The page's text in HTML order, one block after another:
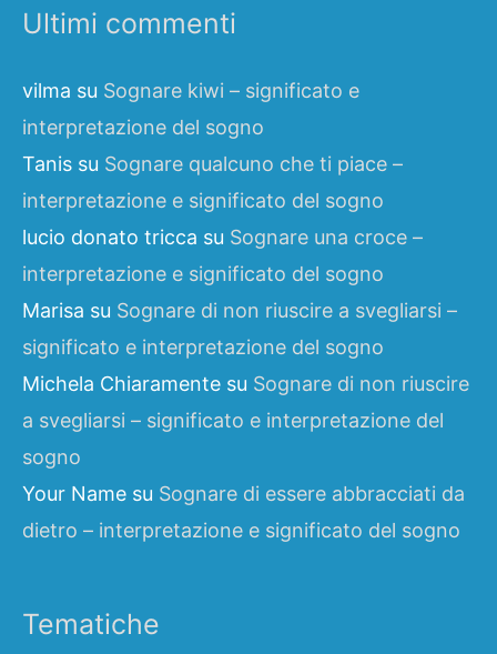
Ultimi commenti
vilma su Sognare kiwi – significato e
interpretazione del sogno
Tanis su Sognare qualcuno che ti piace –
interpretazione e significato del sogno
lucio donato tricca su Sognare una croce –
interpretazione e significato del sogno
Marisa su Sognare di non riuscire a svegliarsi –
significato e interpretazione del sogno
Michela Chiaramente su Sognare di non riuscire
a svegliarsi – significato e interpretazione del
sogno
Your Name su Sognare di essere abbracciati da
dietro – interpretazione e significato del sogno
Tematiche